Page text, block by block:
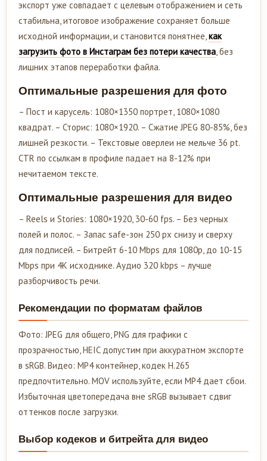
экспорт уже совпадает с целевым отображением и сеть
стабильна, итоговое изображение сохраняет больше
исходной информации, и становится понятнее, как
загрузить фото в Инстаграм без потери качества , без
лишних этапов переработки файла.
Оптимальные разрешения для фото
– Пост и карусель: 1080×1350 портрет, 1080×1080
квадрат. – Сторис: 1080×1920. – Сжатие JPEG 80-85%, без
лишней резкости. – Текстовые оверлеи не мельче 36 pt.
CTR по ссылкам в профиле падает на 8-12% при
нечитаемом тексте.
Оптимальные разрешения для видео
– Reels и Stories: 1080×1920, 30-60 fps. – Без черных
полей и полос. – Запас safe-зон 250 px снизу и сверху
для подписей. – Битрейт 6-10 Mbps для 1080p, до 10-15
Mbps при 4K исходнике. Аудио 320 kbps – лучше
разборчивость речи.
Рекомендации по форматам файлов
Фото: JPEG для общего, PNG для графики с
прозрачностью, HEIC допустим при аккуратном экспорте
в sRGB. Видео: MP4 контейнер, кодек H.265
предпочтительно. MOV используйте, если MP4 дает сбои.
Избыточная цветопередача вне sRGB вызывает сдвиг
оттенков после загрузки.
Выбор кодеков и битрейта для видео